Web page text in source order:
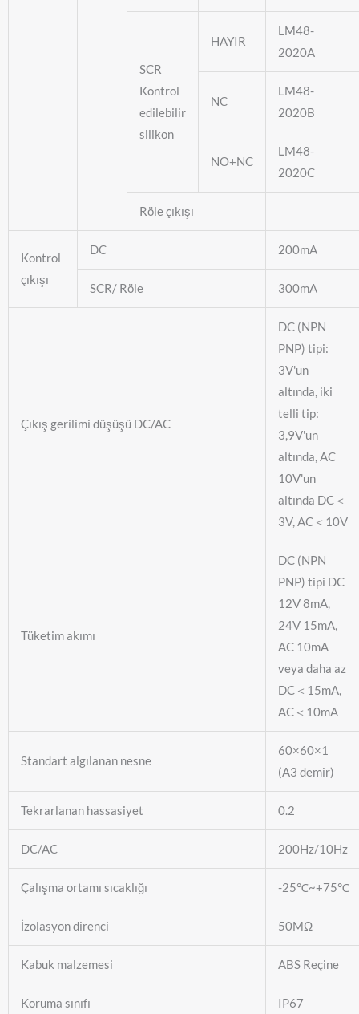
SCR
Kontrol
edilebilir
silikon
HAYIR
LM48-
2020A
NC
LM48-
2020B
NO+NC
LM48-
2020C
Röle çıkışı
Kontrol
çıkışı
DC 200mA
SCR/ Röle 300mA
Çıkış gerilimi düşüşü DC/AC
DC (NPN
PNP) tipi:
3V'un
altında, iki
telli tip:
3,9V'un
altında, AC
10V'un
altında DC＜
3V, AC＜10V
Tüketim akımı
DC (NPN
PNP) tipi DC
12V 8mA,
24V 15mA,
AC 10mA
veya daha az
DC＜15mA,
AC＜10mA
Standart algılanan nesne
60×60×1
(A3 demir)
Tekrarlanan hassasiyet 0.2
DC/AC 200Hz/10Hz
Çalışma ortamı sıcaklığı -25℃~+75℃
İzolasyon direnci 50MΩ
Kabuk malzemesi ABS Reçine
Koruma sınıfı IP67